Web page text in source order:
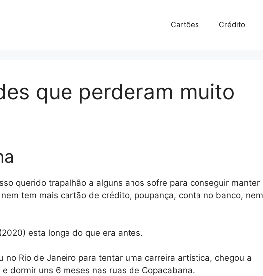
Cartões Crédito
que perderam muito
querido trapalhão a alguns anos sofre para conseguir manter
tem mais cartão de crédito, poupança, conta no banco, nem
esta longe do que era antes.
no Rio de Janeiro para tentar uma carreira artística, chegou a
dormir uns 6 meses nas ruas de Copacabana.